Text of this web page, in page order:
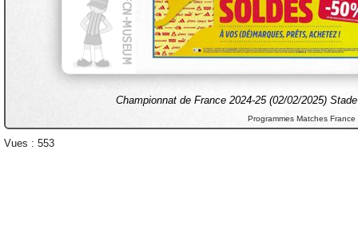
Championnat de France 2024-25 (02/02/2025)
Programmes Matches France
Vues : 553